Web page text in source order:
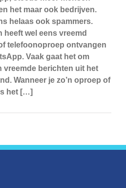
het maar ook bedrijven.
helaas ook spammers.
heeft wel eens vreemd
telefoonoproep ontvangen
Vaak gaat het om
vreemde berichten uit het
Wanneer je zo’n oproep of
het […]